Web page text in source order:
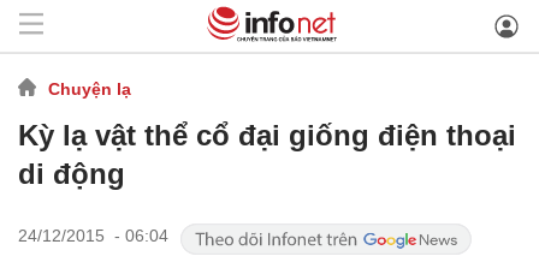
Chuyện lạ
Kỳ lạ vật thể cổ đại giống điện thoại
di động
24/12/2015 - 06:04